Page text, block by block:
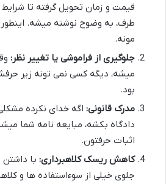
قیمت و زمان تحویل گرفته تا
طرف، به وضوح نوشته میشه.
مونه.
جلوگیری از فراموشی یا تغییر نظر:
میشه، دیگه کسی نمی تونه زیر
بود.
مدرک قانونی: اگه خدای نکرده
دادگاه بکشه، مبایعه نامه شما
اثبات حرفتون.
کاهش ریسک کلاهبرداری: با داشتن
جلوی خیلی از سوءاستفاده ها و